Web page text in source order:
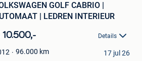
GOLF CABRIO |
| LEDREN INTERIEUR
Details
96.000 km 17 jul 26